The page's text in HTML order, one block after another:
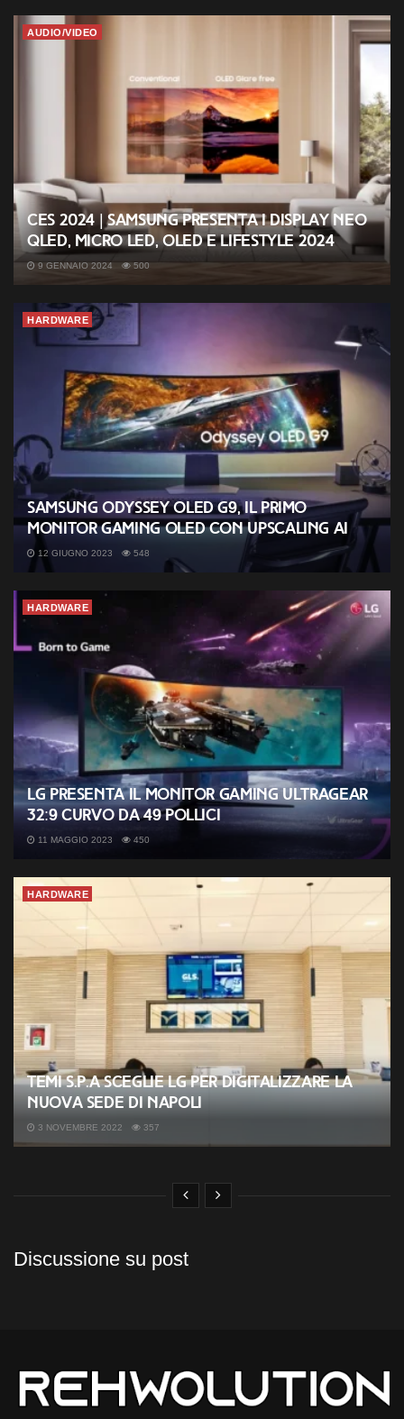
AUDIO/VIDEO
CES 2024 | Samsung presenta i display Neo
QLED, MICRO LED, OLED e Lifestyle 2024
9 GENNAIO 2024 500
HARDWARE
Samsung Odyssey OLED G9, il primo
monitor gaming OLED con upscaling AI
12 GIUGNO 2023 548
HARDWARE
LG presenta il monitor gaming UltraGear
32:9 curvo da 49 pollici
11 MAGGIO 2023 450
HARDWARE
Temi s.p.a sceglie LG per digitalizzare la
nuova sede di Napoli
3 NOVEMBRE 2022 357
Discussione su post